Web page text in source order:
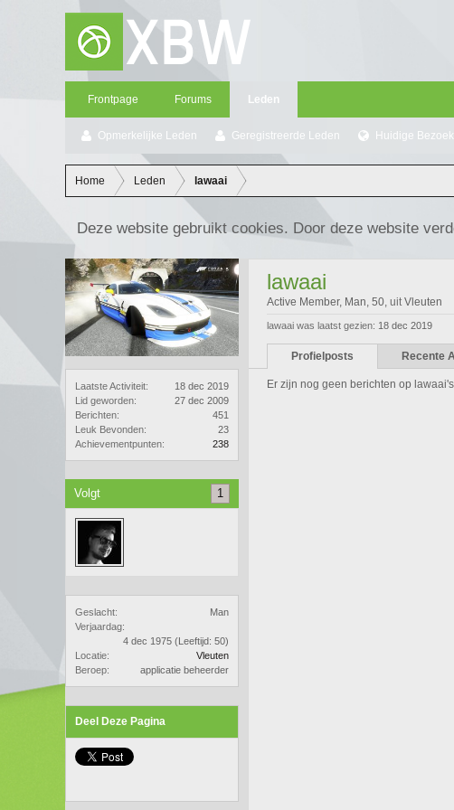
Frontpage Forums Leden
Opmerkelijke Leden Geregistreerde Leden Huidige
Home Leden lawaai
Deze website gebruikt cookies. Door deze website
Laatste Activiteit:
18 dec 2019
Lid geworden:
27 dec 2009
Berichten:
451
Leuk Bevonden:
23
Achievementpunten:
238
Volgt 1
Geslacht:
Man
Verjaardag:
4 dec 1975 (Leeftijd: 50)
Locatie:
Vleuten
Beroep:
applicatie beheerder
Deel Deze Pagina
lawaai
Active Member, Man, 50,uit Vleuten
lawaai was laatst gezien: 18 dec 2019
Profielposts Recente
Er zijn nog geen berichten op